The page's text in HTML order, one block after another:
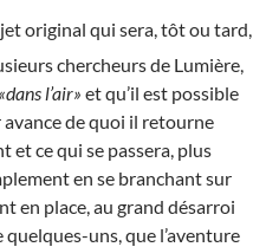
original qui sera, tôt ou tard,
chercheurs de Lumière,
«dans l’air» et qu’il est possible
avance de quoi il retourne
et ce qui se passera, plus
en se branchant sur
en place, au grand désarroi
uns, que l’aventure